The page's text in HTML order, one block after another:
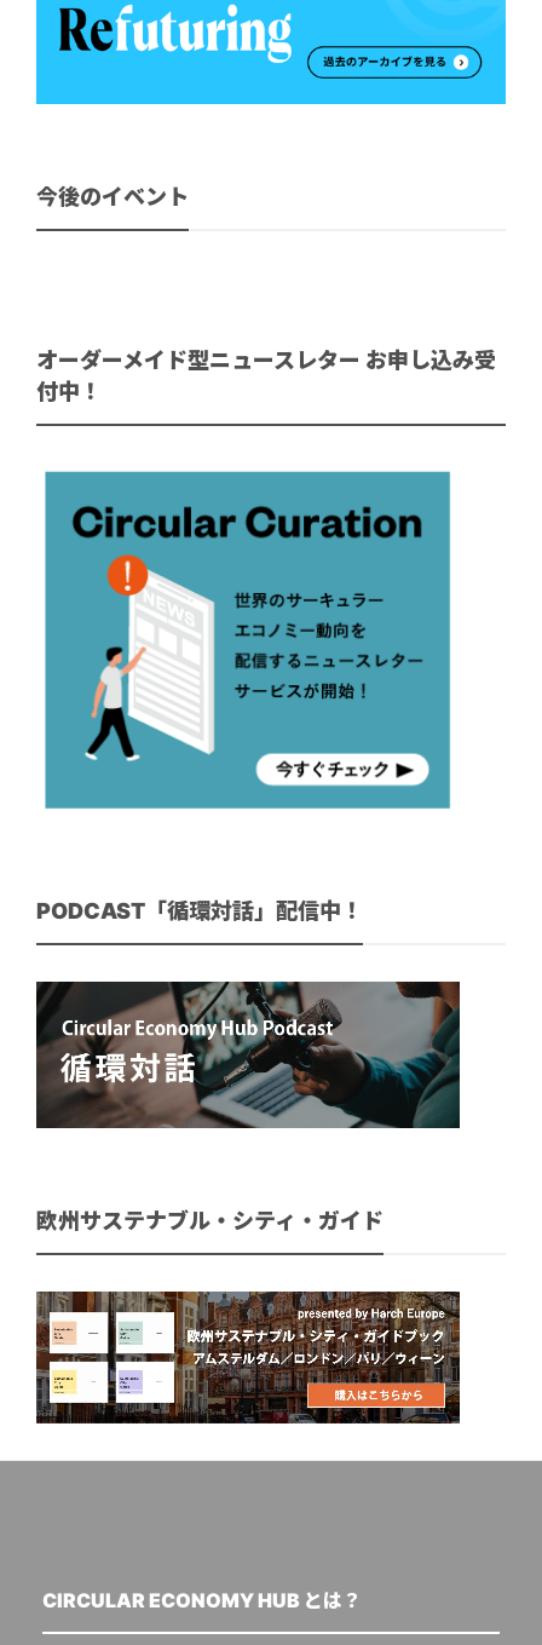
今後のイベント
オーダーメイド型ニュースレター お申し込み受
付中！
PODCAST「循環対話」配信中！
欧州サステナブル・シティ・ガイド
CIRCULAR ECONOMY HUB とは？